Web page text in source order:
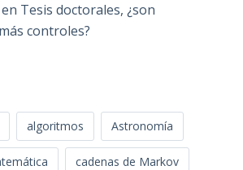
en Tesis doctorales, ¿son
controles?
algoritmos Astronomía
cadenas de Markov